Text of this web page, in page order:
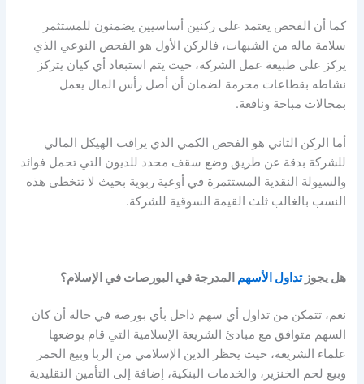
كما أن الفحص يعتمد على ركنين أساسيين يضمنون للمستثمر
سلامة ماله من الشبهات، فالركن الأول هو الفحص النوعي الذي
يركز على طبيعة عمل الشركة، حيث يتم استبعاد أي كيان يتركز
نشاطه بقطاعات محرمة لضمان أن أصل رأس المال يعمل
بمجالات مباحة ونافعة.
أما الركن الثاني هو الفحص الكمي الذي يراقب الهيكل المالي
للشركة بدقة عن طريق وضع سقف محدد للديون التي تحمل فوائد
والسيولة النقدية المستثمرة في أوعية ربوية بحيث لا تتخطى هذه
النسب بالغالب ثلث القيمة السوقية للشركة.
هل يجوزتداول الأسهمالمدرجة في البورصات في الإسلام؟
نعم، تتمكن من تداول أي سهم داخل بأي بورصة في حالة أن كان
السهم متوافق مع مبادئ الشريعة الإسلامية التي قام بوضعها
علماء الشريعة، حيث يحظر الدين الإسلامي من الربا وبيع الخمر
وبيع لحم الخنزير، والخدمات البنكية، إضافة إلى التأمين التقليدية